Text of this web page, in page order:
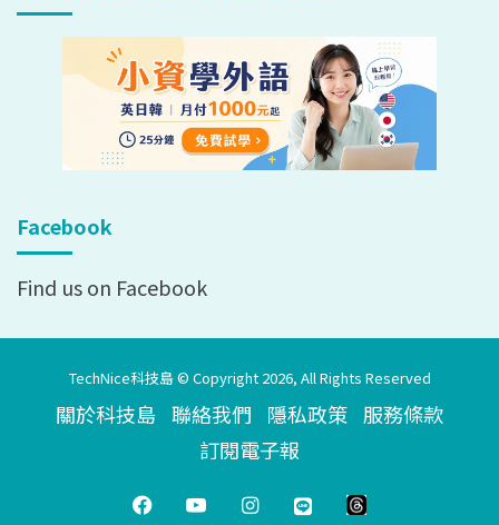
Facebook
Find us on Facebook
TechNice科技島 © Copyright 2026, All Rights Reserved
關於科技島 聯絡我們 隱私政策 服務條款
訂閱電子報